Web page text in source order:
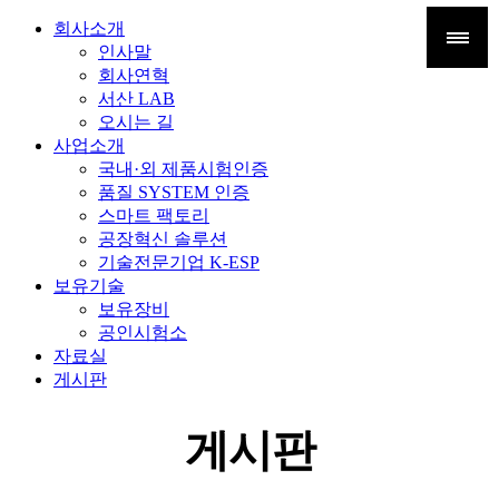
회사소개
인사말
회사연혁
서산 LAB
오시는 길
사업소개
국내·외 제품시험인증
품질 SYSTEM 인증
스마트 팩토리
공장혁신 솔루션
기술전문기업 K-ESP
보유기술
보유장비
공인시험소
자료실
게시판
게시판